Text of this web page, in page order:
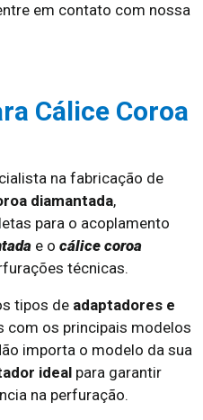
em contato com nossa
Cálice Coroa
na fabricação de
diamantada,
para o acoplamento
e o cálice coroa
técnicas.
tipos de adaptadores e
com os principais modelos
importa o modelo da sua
ideal para garantir
na perfuração.